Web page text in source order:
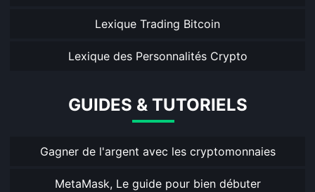
Lexique Trading Bitcoin
Lexique des Personnalités Crypto
GUIDES & TUTORIELS
Gagner de l'argent avec les cryptomonnaies
MetaMask, Le guide pour bien débuter